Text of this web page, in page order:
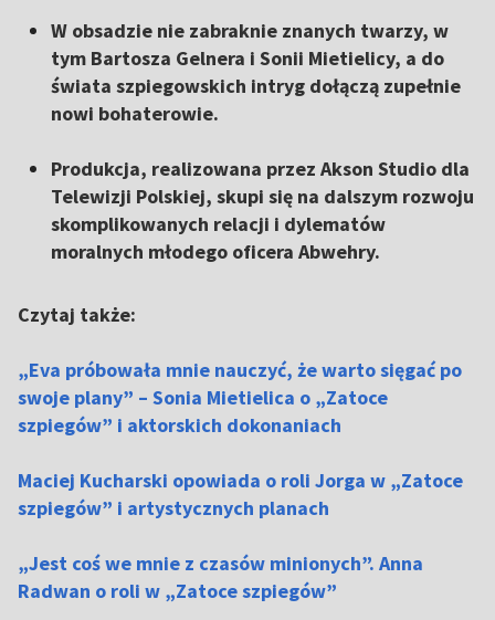
W obsadzie nie zabraknie znanych twarzy, w
tym Bartosza Gelnera i Sonii Mietielicy, a do
świata szpiegowskich intryg dołączą zupełnie
nowi bohaterowie.
Produkcja, realizowana przez Akson Studio dla
Telewizji Polskiej, skupi się na dalszym rozwoju
skomplikowanych relacji i dylematów
moralnych młodego oficera Abwehry.
Czytaj także:
„Eva próbowała mnie nauczyć, że warto sięgać po
swoje plany” – Sonia Mietielica o „Zatoce
szpiegów” i aktorskich dokonaniach
Maciej Kucharski opowiada o roli Jorga w „Zatoce
szpiegów” i artystycznych planach
„Jest coś we mnie z czasów minionych”. Anna
Radwan o roli w „Zatoce szpiegów”